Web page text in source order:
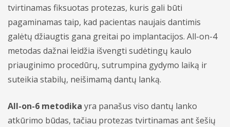
tvirtinamas fiksuotas protezas, kuris gali būti
pagaminamas taip, kad pacientas naujais dantimis
galėtų džiaugtis gana greitai po implantacijos. All-on-4
metodas dažnai leidžia išvengti sudėtingų kaulo
priauginimo procedūrų, sutrumpina gydymo laiką ir
suteikia stabilų, neišimamą dantų lanką.
All-on-6 metodika yra panašus viso dantų lanko
atkūrimo būdas, tačiau protezas tvirtinamas ant šešių